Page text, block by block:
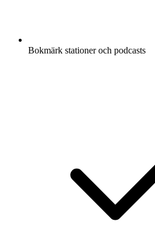
Bokmärk stationer och podcasts